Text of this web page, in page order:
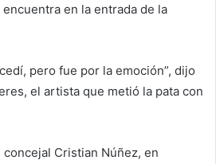
en la entrada de la
pero fue por la emoción”, dijo
el artista que metió la pata con
Cristian Núñez, en